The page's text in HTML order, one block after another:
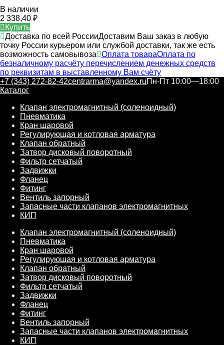
В наличии
2 338,40 ₽
Купить
Доставка по всей РоссииДоставим Ваш заказ в любую
точку России курьером или службой доставки, так же есть
возможность самовывоза
Оплата товараОплата по
безналичному расчёту перечислением денежных средств
по реквизитам в выставленному Вам счёту
+7 (343) 272-82-42centrarma@yandex.ruПн-Пт 10:00—18:00
Каталог
Клапан электромагнитный (соленоидный)
Пневматика
Кран шаровой
Регулирующая и котловая арматура
Клапан обратный
Затвор дисковый поворотный
Фильтр сетчатый
Задвижки
Фланец
Фитинг
Вентиль запорный
Запасные части клапанов электромагнитных
КИП
Клапан электромагнитный (соленоидный)
Пневматика
Кран шаровой
Регулирующая и котловая арматура
Клапан обратный
Затвор дисковый поворотный
Фильтр сетчатый
Задвижки
Фланец
Фитинг
Вентиль запорный
Запасные части клапанов электромагнитных
КИП